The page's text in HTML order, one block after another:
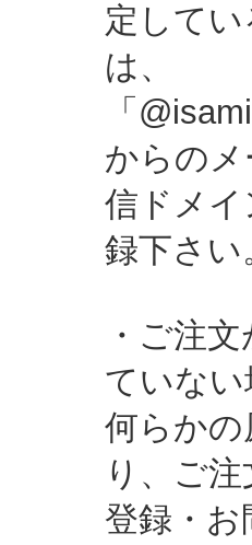
定して
は、
「
からの
信ドメ
録下さい
・ご注
ていない
何らか
り、ご
登録・